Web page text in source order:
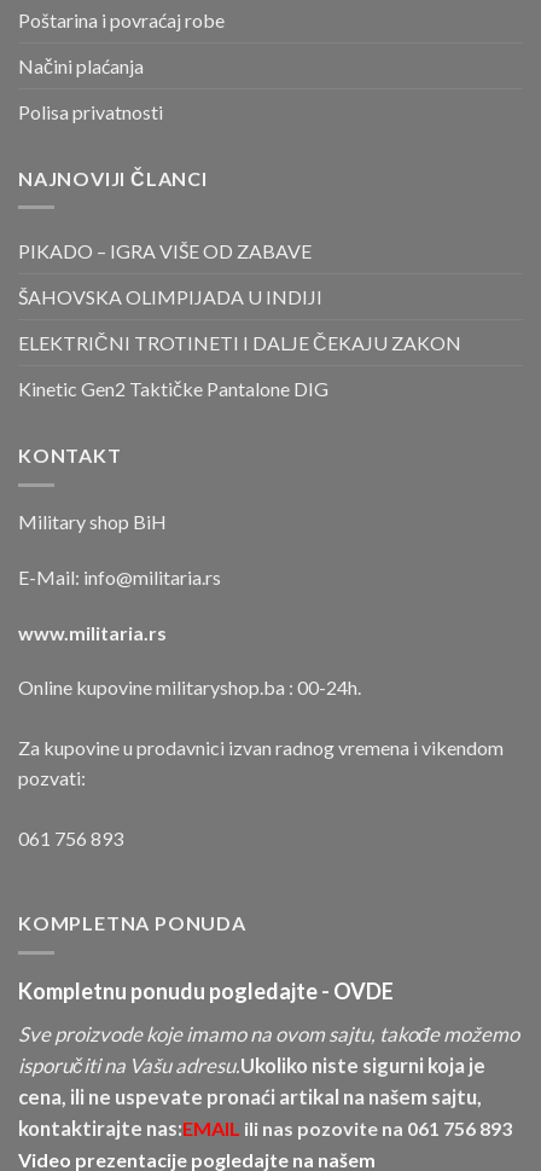
Poštarina i povraćaj robe
Načini plaćanja
Polisa privatnosti
NAJNOVIJI ČLANCI
PIKADO – IGRA VIŠE OD ZABAVE
ŠAHOVSKA OLIMPIJADA U INDIJI
ELEKTRIČNI TROTINETI I DALJE ČEKAJU ZAKON
Kinetic Gen2 Taktičke Pantalone DIG
KONTAKT
Military shop BiH
E-Mail: info@militaria.rs
www.militaria.rs
Online kupovine militaryshop.ba : 00-24h.
Za kupovine u prodavnici izvan radnog vremena i vikendom
pozvati:
061 756 893
KOMPLETNA PONUDA
Kompletnu ponudu pogledajte - OVDE
Sve proizvode koje imamo na ovom sajtu, takođe možemo
isporučiti na Vašu adresu.Ukoliko niste sigurni koja je
cena, ili ne uspevate pronaći artikal na našem sajtu,
kontaktirajte nas:EMAIL ili nas pozovite na 061 756 893
Video prezentacije pogledajte na našem